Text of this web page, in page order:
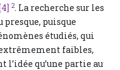
2. La recherche sur les
puisque
étudiés, qui
faibles,
qu’une partie au